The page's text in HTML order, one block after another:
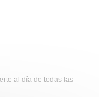
al día de todas las